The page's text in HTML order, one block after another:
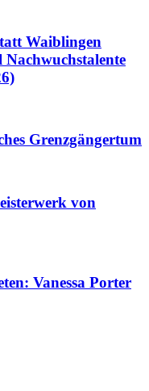
Waiblingen
Grenzgängertum
von
Vanessa Porter